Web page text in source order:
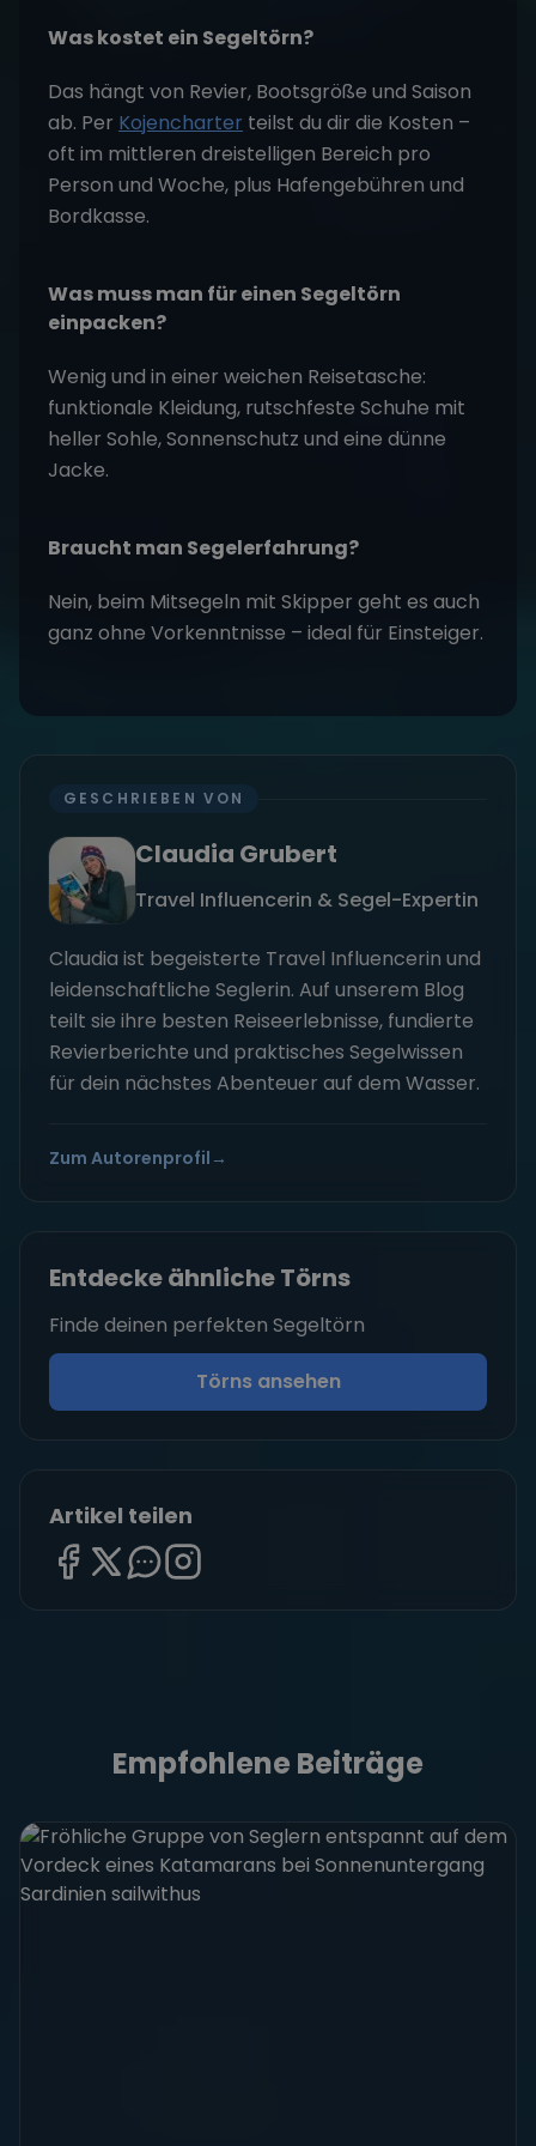
Was kostet ein Segeltörn?
Das hängt von Revier, Bootsgröße und Saison
ab. Per Kojencharter teilst du dir die Kosten –
oft im mittleren dreistelligen Bereich pro
Person und Woche, plus Hafengebühren und
Bordkasse.
Was muss man für einen Segeltörn
einpacken?
Wenig und in einer weichen Reisetasche:
funktionale Kleidung, rutschfeste Schuhe mit
heller Sohle, Sonnenschutz und eine dünne
Jacke.
Braucht man Segelerfahrung?
Nein, beim Mitsegeln mit Skipper geht es auch
ganz ohne Vorkenntnisse – ideal für Einsteiger.
GESCHRIEBEN VON
Claudia Grubert
Travel Influencerin & Segel-Expertin
Claudia ist begeisterte Travel Influencerin und
leidenschaftliche Seglerin. Auf unserem Blog
teilt sie ihre besten Reiseerlebnisse, fundierte
Revierberichte und praktisches Segelwissen
für dein nächstes Abenteuer auf dem Wasser.
Zum Autorenprofil →
Entdecke ähnliche Törns
Finde deinen perfekten Segeltörn
Törns ansehen
Artikel teilen
Empfohlene Beiträge